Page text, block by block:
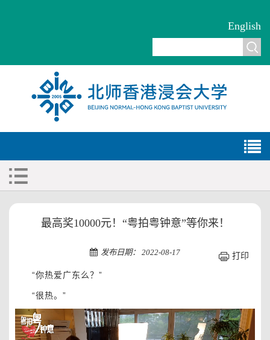
English
最高奖10000元！“粤拍粤钟意”等你来！
发布日期： 2022-08-17 打印
“你热爱广东么？”
“很热。”